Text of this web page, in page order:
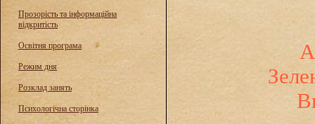
Прозорість та інформаційна
відкритість
Освітня програма
Режим дня
Розклад занять
Психологічна сторінка